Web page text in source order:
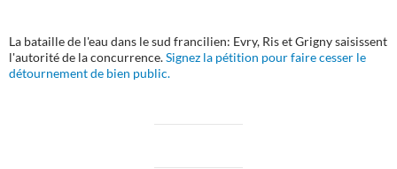
La bataille de l'eau dans le sud francilien: Evry, Ris et Grigny saisissent
l'autorité de la concurrence.Signez la pétition pour faire cesser le
détournement de bien public.